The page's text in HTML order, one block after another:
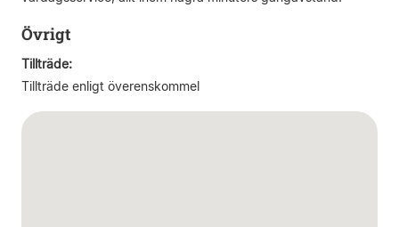
Övrigt
Tillträde:
Tillträde enligt överenskommel